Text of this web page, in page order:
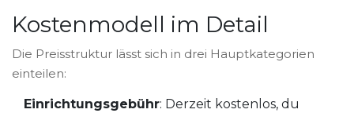
Kostenmodell im Detail
Die Preisstruktur lässt sich in drei Hauptkategorien
einteilen:
Einrichtungsgebühr: Derzeit kostenlos, du